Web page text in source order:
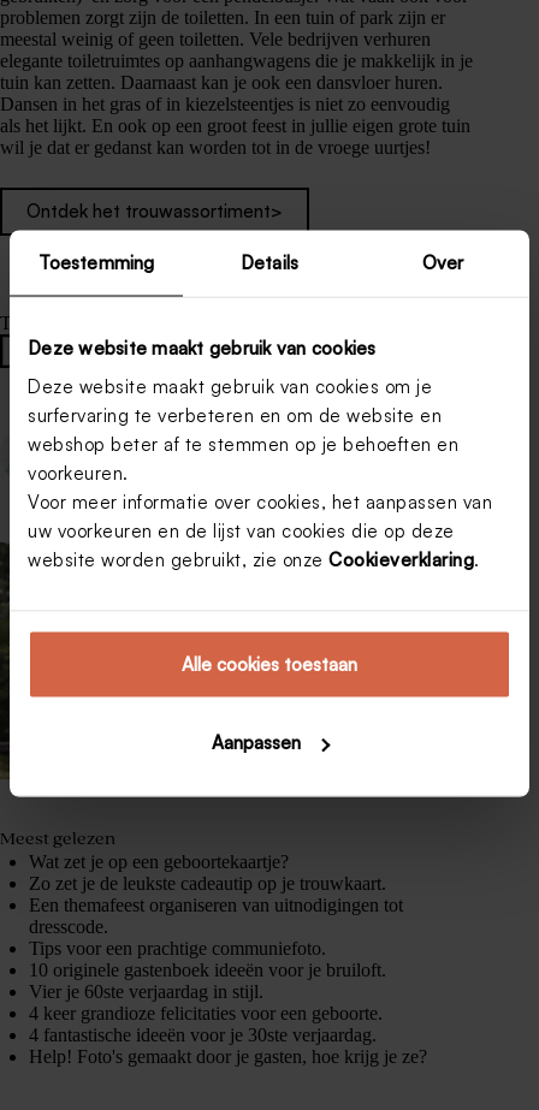
Toestemming Details Over
Deze website maakt gebruik van cookies
Deze website maakt gebruik van cookies om je
surfervaring te verbeteren en om de website en
webshop beter af te stemmen op je behoeften en
voorkeuren.
Voor meer informatie over cookies, het aanpassen van
uw voorkeuren en de lijst van cookies die op deze
website worden gebruikt, zie onze Cookieverklaring.
Alle cookies toestaan
Aanpassen
problemen zorgt zijn de toiletten. In een tuin of park zijn er
meestal weinig of geen toiletten. Vele bedrijven verhuren
elegante toiletruimtes op aanhangwagens die je makkelijk in je
tuin kan zetten. Daarnaast kan je ook een dansvloer huren.
Dansen in het gras of in kiezelsteentjes is niet zo eenvoudig
als het lijkt. En ook op een groot feest in jullie eigen grote tuin
wil je dat er gedanst kan worden tot in de vroege uurtjes!
Ontdek het trouwassortiment>
Tags
tuinfeest
VORIGE VOLGENDE
Meest gelezen
Wat zet je op een geboortekaartje?
Zo zet je de leukste cadeautip op je trouwkaart.
Een themafeest organiseren van uitnodigingen tot
dresscode.
Tips voor een prachtige communiefoto.
10 originele gastenboek ideeën voor je bruiloft.
Vier je 60ste verjaardag in stijl.
4 keer grandioze felicitaties voor een geboorte.
4 fantastische ideeën voor je 30ste verjaardag.
Help! Foto's gemaakt door je gasten, hoe krijg je ze?